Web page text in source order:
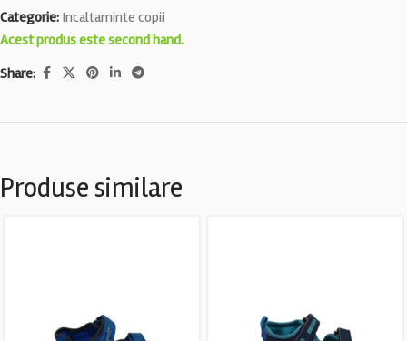
Categorie: Incaltaminte copii
Acest produs este second hand.
Share:
Produse similare